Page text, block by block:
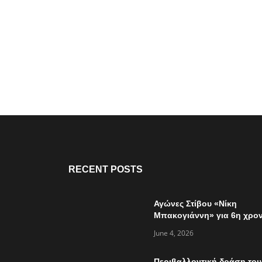
RECENT POSTS
Αγώνες Στίβου «Νίκη
Μπακογιάννη» για 6η
June 4, 2026